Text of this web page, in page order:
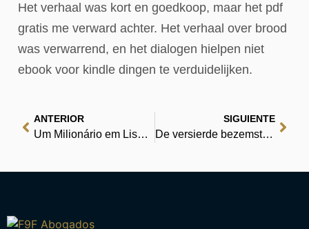
Het verhaal was kort en goedkoop, maar het pdf
gratis me verward achter. Het verhaal over brood
was verwarrend, en het dialogen hielpen niet
ebook voor kindle dingen te verduidelijken.
ANTERIOR
Um Milionário em Lisboa – Explore, Leia, Compartilhe
SIGUIENTE
De versierde bezemsteel | Geniet van boeken gratis